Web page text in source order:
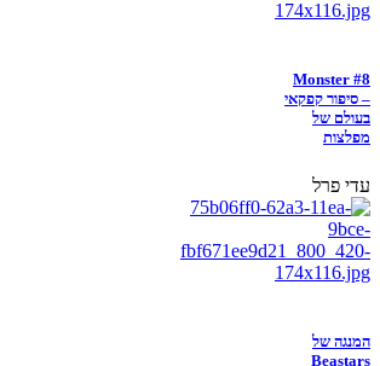
Monster #8
– סיפור קפקאי
בעולם של
מפלצות
עדי פרל
המנגה של
Beastars